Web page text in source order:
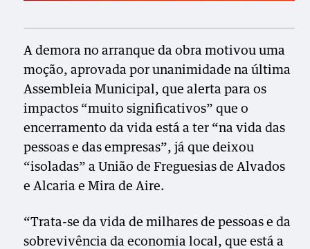
A demora no arranque da obra motivou uma
moção, aprovada por unanimidade na última
Assembleia Municipal, que alerta para os
impactos “muito significativos” que o
encerramento da vida está a ter “na vida das
pessoas e das empresas”, já que deixou
“isoladas” a União de Freguesias de Alvados
e Alcaria e Mira de Aire.
“Trata-se da vida de milhares de pessoas e da
sobrevivência da economia local, que está a